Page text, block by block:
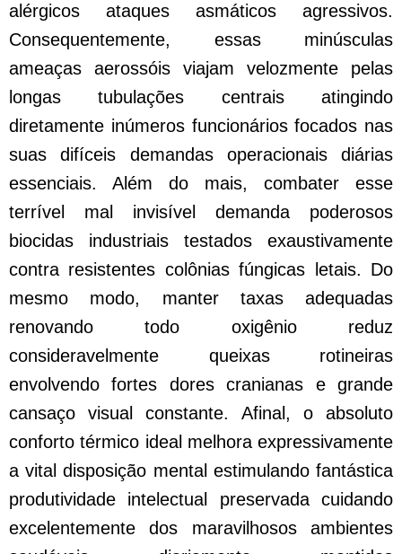
alérgicos ataques asmáticos agressivos.
Consequentemente, essas minúsculas
ameaças aerossóis viajam velozmente pelas
longas tubulações centrais atingindo
diretamente inúmeros funcionários focados nas
suas difíceis demandas operacionais diárias
essenciais. Além do mais, combater esse
terrível mal invisível demanda poderosos
biocidas industriais testados exaustivamente
contra resistentes colônias fúngicas letais. Do
mesmo modo, manter taxas adequadas
renovando todo oxigênio reduz
consideravelmente queixas rotineiras
envolvendo fortes dores cranianas e grande
cansaço visual constante. Afinal, o absoluto
conforto térmico ideal melhora expressivamente
a vital disposição mental estimulando fantástica
produtividade intelectual preservada cuidando
excelentemente dos maravilhosos ambientes